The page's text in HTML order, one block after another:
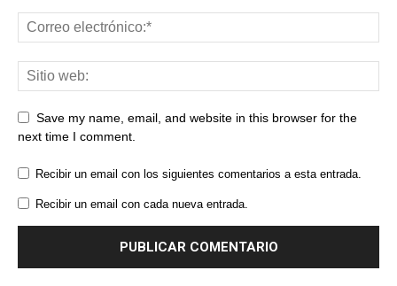
Save my name, email, and website in this browser for the
next time I comment.
Recibir un email con los siguientes comentarios a esta entrada.
Recibir un email con cada nueva entrada.